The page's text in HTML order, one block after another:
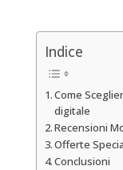
Indice
Come
digitale
Recensioni
Offerte
Conclusioni